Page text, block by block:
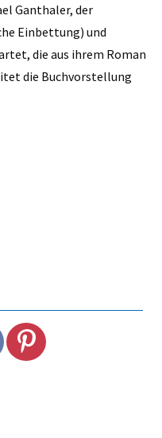
Ganthaler, der
Einbettung) und
die aus ihrem Roman
die Buchvorstellung